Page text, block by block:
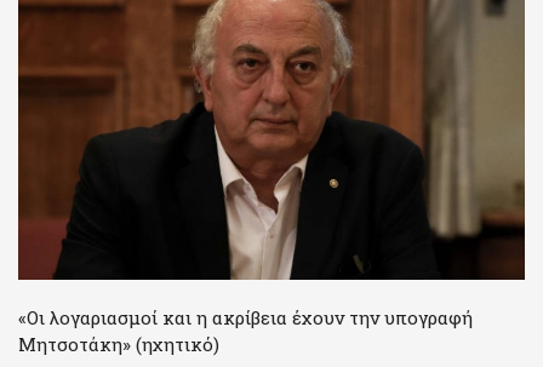
«Οι λογαριασμοί και η ακρίβεια έχουν την υπογραφή
Μητσοτάκη» (ηχητικό)